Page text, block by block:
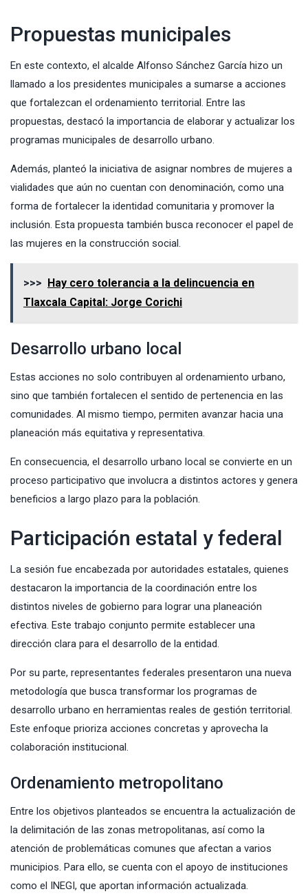
Propuestas municipales
En este contexto, el alcalde Alfonso Sánchez García hizo un
llamado a los presidentes municipales a sumarse a acciones
que fortalezcan el ordenamiento territorial. Entre las
propuestas, destacó la importancia de elaborar y actualizar los
programas municipales de desarrollo urbano.
Además, planteó la iniciativa de asignar nombres de mujeres a
vialidades que aún no cuentan con denominación, como una
forma de fortalecer la identidad comunitaria y promover la
inclusión. Esta propuesta también busca reconocer el papel de
las mujeres en la construcción social.
>>> Hay cero tolerancia a la delincuencia en
Tlaxcala Capital: Jorge Corichi
Desarrollo urbano local
Estas acciones no solo contribuyen al ordenamiento urbano,
sino que también fortalecen el sentido de pertenencia en las
comunidades. Al mismo tiempo, permiten avanzar hacia una
planeación más equitativa y representativa.
En consecuencia, el desarrollo urbano local se convierte en un
proceso participativo que involucra a distintos actores y genera
beneficios a largo plazo para la población.
Participación estatal y federal
La sesión fue encabezada por autoridades estatales, quienes
destacaron la importancia de la coordinación entre los
distintos niveles de gobierno para lograr una planeación
efectiva. Este trabajo conjunto permite establecer una
dirección clara para el desarrollo de la entidad.
Por su parte, representantes federales presentaron una nueva
metodología que busca transformar los programas de
desarrollo urbano en herramientas reales de gestión territorial.
Este enfoque prioriza acciones concretas y aprovecha la
colaboración institucional.
Ordenamiento metropolitano
Entre los objetivos planteados se encuentra la actualización de
la delimitación de las zonas metropolitanas, así como la
atención de problemáticas comunes que afectan a varios
municipios. Para ello, se cuenta con el apoyo de instituciones
como el INEGI, que aportan información actualizada.